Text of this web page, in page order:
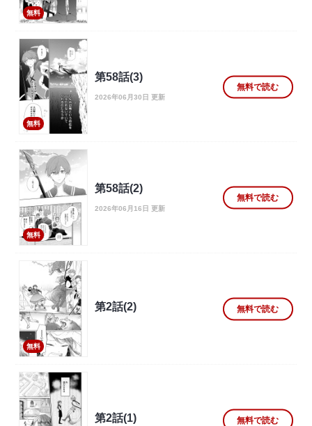
無料
無料
第58話(3)
2026年06月30日 更新
無料で読む
無料
第58話(2)
2026年06月16日 更新
無料で読む
無料
第2話(2) 無料で読む
第2話(1) 無料で読む